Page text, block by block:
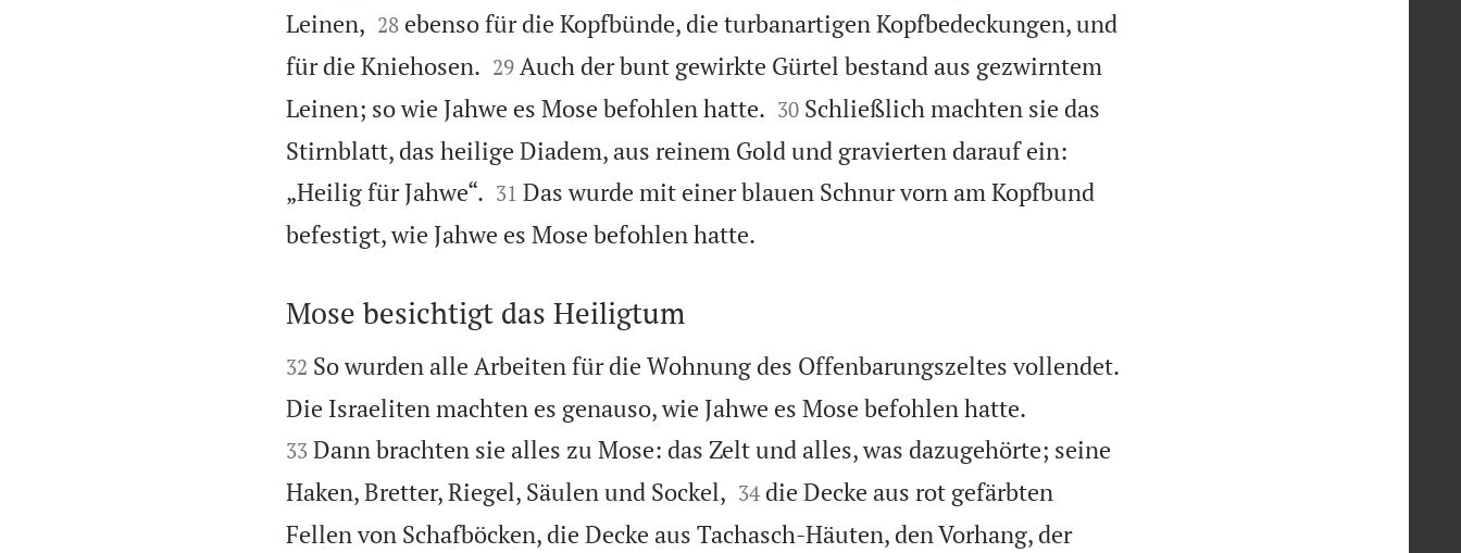
Leinen,
28 ebenso für die Kopfbünde, die turbanartigen Kopfbedeckungen, und
für die Kniehosen.
29 Auch der bunt gewirkte Gürtel bestand aus gezwirntem
Leinen; so wie Jahwe es Mose befohlen hatte.
30 Schließlich machten sie das
Stirnblatt, das heilige Diadem, aus reinem Gold und gravierten darauf ein:
„Heilig für Jahwe“.
31 Das wurde mit einer blauen Schnur vorn am Kopfbund
befestigt, wie Jahwe es Mose befohlen hatte.

Mose besichtigt das Heiligtum

32 So wurden alle Arbeiten für die Wohnung des Offenbarungszeltes vollendet.
Die Israeliten machten es genauso, wie Jahwe es Mose befohlen hatte.
33 Dann brachten sie alles zu Mose: das Zelt und alles, was dazugehörte; seine
Haken, Bretter, Riegel, Säulen und Sockel,
34 die Decke aus rot gefärbten
Fellen von Schafböcken, die Decke aus Tachasch-Häuten, den Vorhang, der